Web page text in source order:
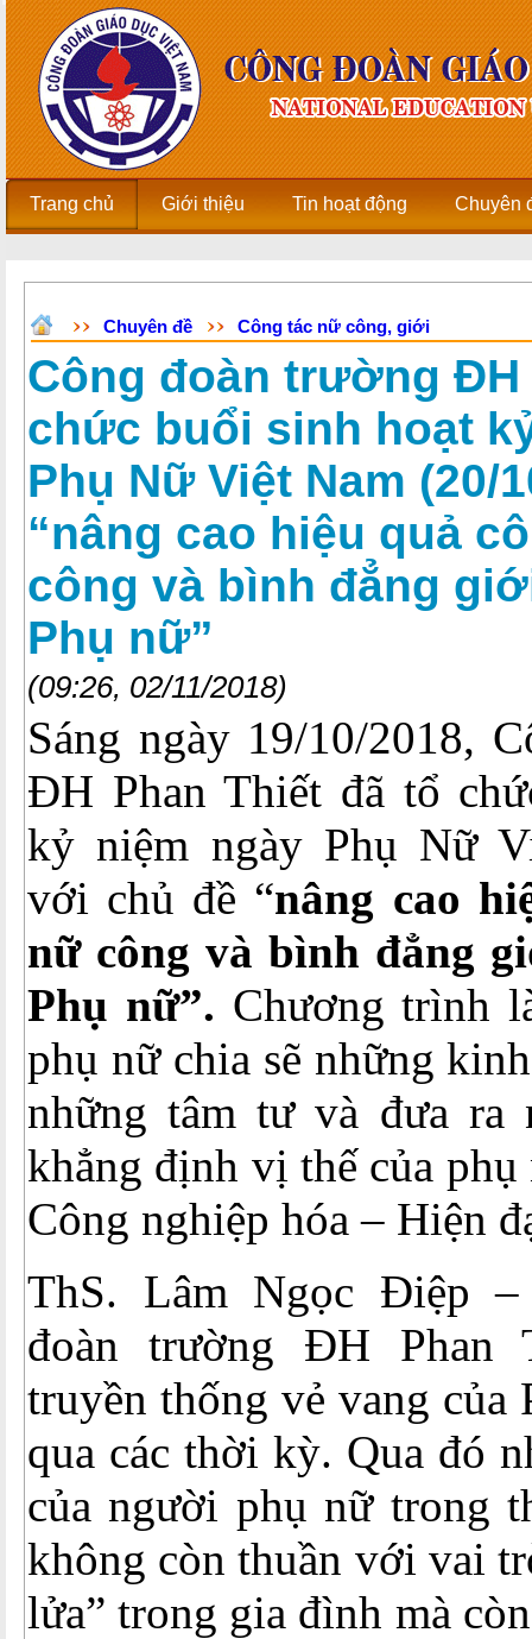
Trang chủ Giới thiệu Tin hoạt động Chuyên
Chuyên đề Công tác nữ công, giới
Công đoàn trường ĐH
chức buổi sinh hoạt
Phụ Nữ Việt Nam (20/
“nâng cao hiệu quả
công và bình đẳng
Phụ nữ”
(09:26, 02/11/2018)
Sáng ngày 19/10/2018,
ĐH Phan Thiết đã tổ
kỷ niệm ngày Phụ Nữ
với chủ đề “nâng cao
nữ công và bình đẳng
Phụ nữ”. Chương trình
phụ nữ chia sẽ những
những tâm tư và đưa ra
khẳng định vị thế của
Công nghiệp hóa – Hiện
ThS. Lâm Ngọc Điệp
đoàn trường ĐH Phan
truyền thống vẻ vang của
qua các thời kỳ. Qua đó
của người phụ nữ trong
không còn thuần với vai
lửa” trong gia đình mà